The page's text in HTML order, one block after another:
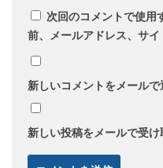
次回のコメントで使用
前、メールアドレス、サイ
新しいコメントをメールで
新しい投稿をメールで受け